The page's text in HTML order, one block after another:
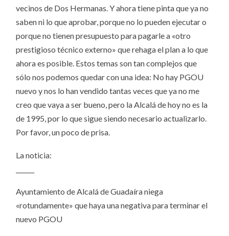
vecinos de Dos Hermanas. Y ahora tiene pinta que ya no
saben ni lo que aprobar, porque no lo pueden ejecutar o
porque no tienen presupuesto para pagarle a «otro
prestigioso técnico externo» que rehaga el plan a lo que
ahora es posible. Estos temas son tan complejos que
sólo nos podemos quedar con una idea: No hay PGOU
nuevo y nos lo han vendido tantas veces que ya no me
creo que vaya a ser bueno, pero la Alcalá de hoy no es la
de 1995, por lo que sigue siendo necesario actualizarlo.
Por favor, un poco de prisa.
La noticia:
Ayuntamiento de Alcalá de Guadaíra niega
«rotundamente» que haya una negativa para terminar el
nuevo PGOU